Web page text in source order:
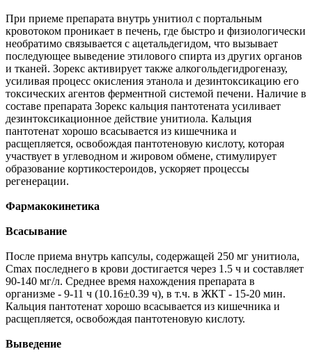
При приеме препарата внутрь унитиол с портальным
кровотоком проникает в печень, где быстро и физиологически
необратимо связывается с ацетальдегидом, что вызывает
последующее выведение этилового спирта из других органов
и тканей. Зорекс активирует также алкогольдегидрогеназу,
усиливая процесс окисления этанола и дезинтоксикацию его
токсических агентов ферментной системой печени. Наличие в
составе препарата Зорекс кальция пантотената усиливает
дезинтоксикационное действие унитиола. Кальция
пантотенат хорошо всасывается из кишечника и
расщепляется, освобождая пантотеновую кислоту, которая
участвует в углеводном и жировом обмене, стимулирует
образование кортикостероидов, ускоряет процессы
регенерации.
Фармакокинетика
Всасывание
После приема внутрь капсулы, содержащей 250 мг унитиола,
Cmax последнего в крови достигается через 1.5 ч и составляет
90-140 мг/л. Среднее время нахождения препарата в
организме - 9-11 ч (10.16±0.39 ч), в т.ч. в ЖКТ - 15-20 мин.
Кальция пантотенат хорошо всасывается из кишечника и
расщепляется, освобождая пантотеновую кислоту.
Выведение